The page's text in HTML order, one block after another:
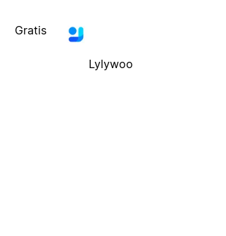
Gratis
Lylywoo